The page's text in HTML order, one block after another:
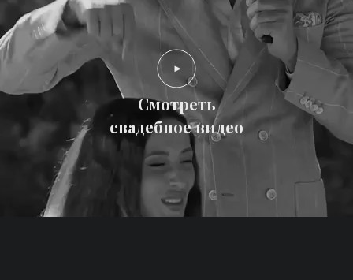
созданное ещё в давние
времена, когда Вселенная
составляла свои шифры судьбы.
И в этот волнительный момент
они меняются кольцами и
клянутся друг другу идти рука
об руку до конца жизни.
Свадебный ужин на
побережье океана
Смотреть
свадебное видео